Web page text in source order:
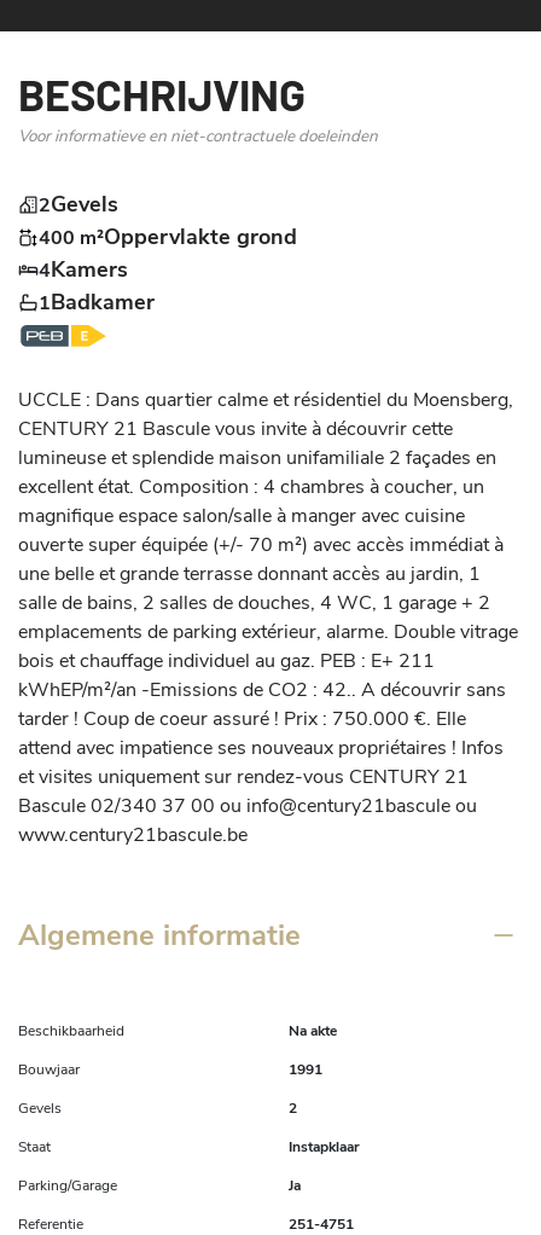
BESCHRIJVING
Voor informatieve en niet-contractuele doeleinden
2Gevels
400 m²Oppervlakte grond
4Kamers
1Badkamer
UCCLE : Dans quartier calme et résidentiel du Moensberg,
CENTURY 21 Bascule vous invite à découvrir cette
lumineuse et splendide maison unifamiliale 2 façades en
excellent état. Composition : 4 chambres à coucher, un
magnifique espace salon/salle à manger avec cuisine
ouverte super équipée (+/- 70 m²) avec accès immédiat à
une belle et grande terrasse donnant accès au jardin, 1
salle de bains, 2 salles de douches, 4 WC, 1 garage + 2
emplacements de parking extérieur, alarme. Double vitrage
bois et chauffage individuel au gaz. PEB : E+ 211
kWhEP/m²/an -Emissions de CO2 : 42.. A découvrir sans
tarder ! Coup de coeur assuré ! Prix : 750.000 €. Elle
attend avec impatience ses nouveaux propriétaires ! Infos
et visites uniquement sur rendez-vous CENTURY 21
Bascule 02/340 37 00 ou info@century21bascule ou
www.century21bascule.be
Algemene informatie
Beschikbaarheid
Na akte
Bouwjaar
1991
Gevels
2
Staat
Instapklaar
Parking/Garage
Ja
Referentie
251-4751